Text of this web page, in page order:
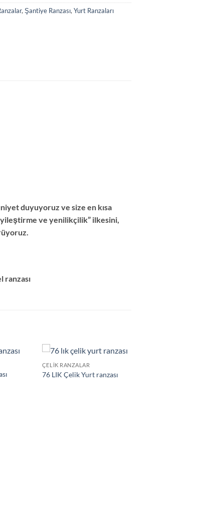
,Şantiye Ranzası,Yurt Ranzaları
duyuyoruz ve size en kısa
ve yenilikçilik” ilkesini,
ranzası
wishlist
wishlist
ÇELIK RANZALAR
76 LIK Çelik Yurt ranzası